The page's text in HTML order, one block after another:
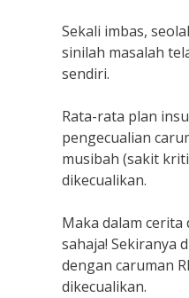
Sekali imbas,
sinilah masalah
sendiri.
Rata-rata plan
pengecualian
musibah (sakit
dikecualikan.
Maka dalam
sahaja! Sekiranya
dengan caruman
dikecualikan.